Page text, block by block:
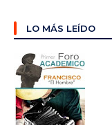
LO MÁS LEÍDO